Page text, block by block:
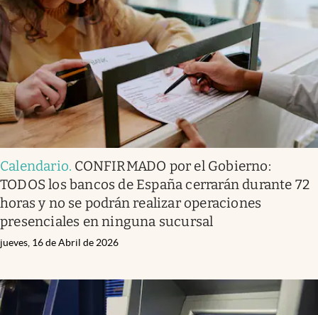
Calendario. CONFIRMADO por el Gobierno:
TODOS los bancos de España cerrarán durante 72
horas y no se podrán realizar operaciones
presenciales en ninguna sucursal
jueves, 16 de Abril de 2026